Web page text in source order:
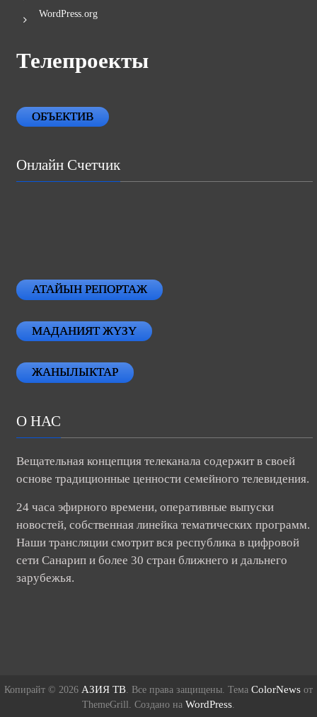
WordPress.org
Телепроекты
ОБЪЕКТИВ
Онлайн Счетчик
АТАЙЫН РЕПОРТАЖ
МАДАНИЯТ ЖҮЗҮ
ЖАНЫЛЫКТАР
О НАС
Вещательная концепция телеканала содержит в своей
основе традиционные ценности семейного телевидения.
24 часа эфирного времени, оперативные выпуски
новостей, собственная линейка тематических программ.
Наши трансляции смотрит вся республика в цифровой
сети Санарип и более 30 стран ближнего и дальнего
зарубежья.
Копирайт © 2026 АЗИЯ ТВ . Все права защищены. Тема ColorNews от
ThemeGrill. Создано на WordPress